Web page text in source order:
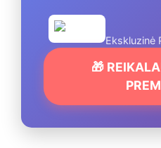
Ekskluzinė
🎁